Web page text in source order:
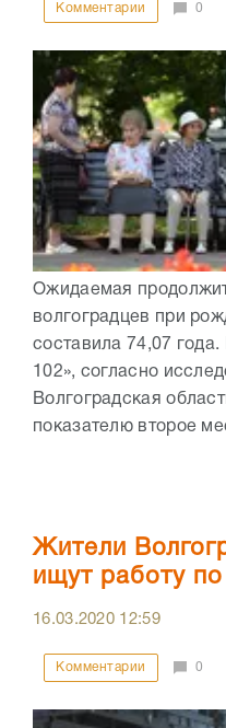
Комментарии 0
Ожидаемая
волгоградцев при
составила 74,07
102», согласно
Волгоградская
показателю второе
Жители
ищут работу
16.03.2020 12:59
Комментарии 0